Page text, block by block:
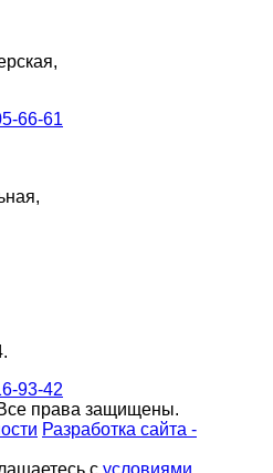
66-61
93-42
права защищены.
Разработка сайта -